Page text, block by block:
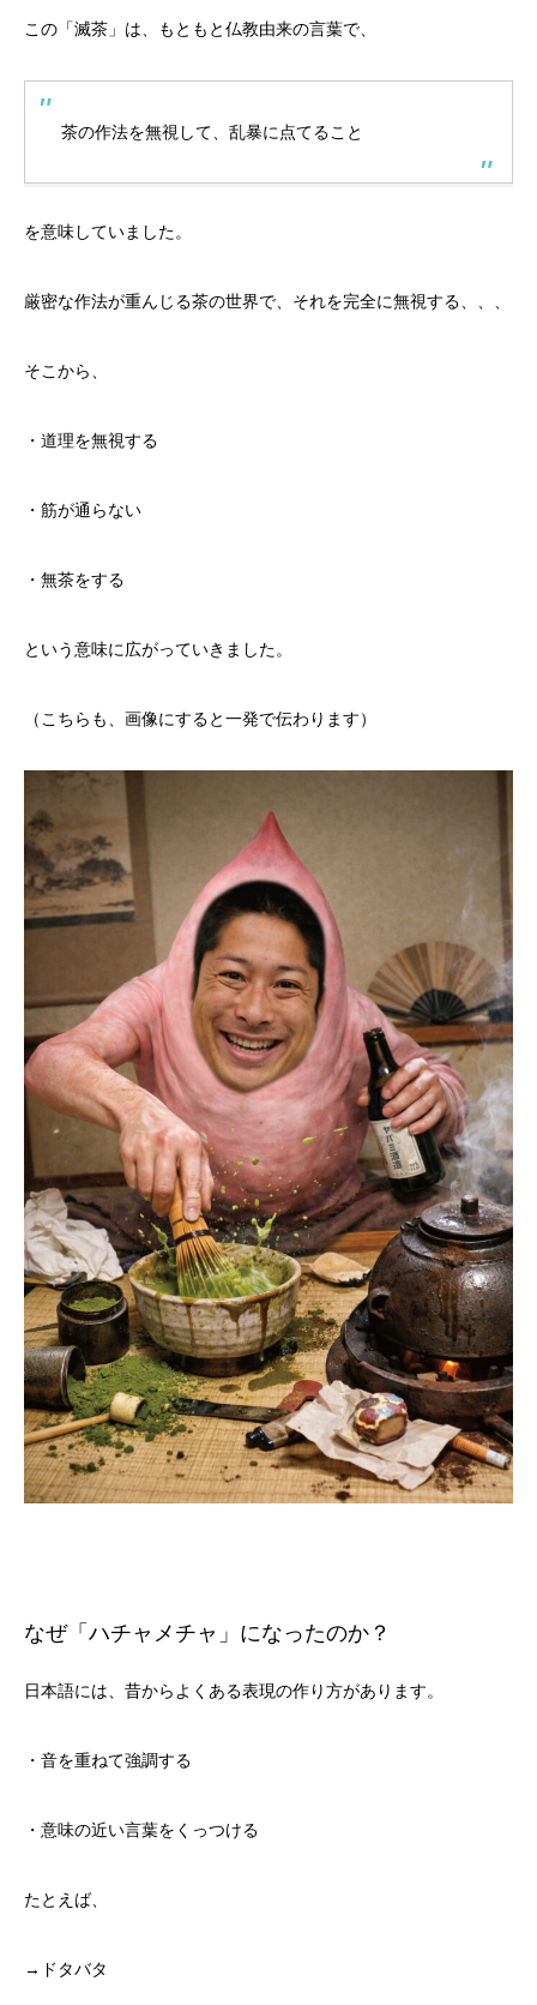
この「滅茶」は、もともと仏教由来の言葉で、
茶の作法を無視して、乱暴に点てること
を意味していました。
厳密な作法が重んじる茶の世界で、それを完全に無視する、、、
そこから、
・道理を無視する
・筋が通らない
・無茶をする
という意味に広がっていきました。
（こちらも、画像にすると一発で伝わります）
なぜ「ハチャメチャ」になったのか？
日本語には、昔からよくある表現の作り方があります。
・音を重ねて強調する
・意味の近い言葉をくっつける
たとえば、
→ドタバタ